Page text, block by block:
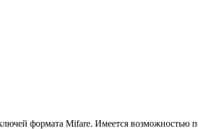
формата Mifare. Имеется возможностью